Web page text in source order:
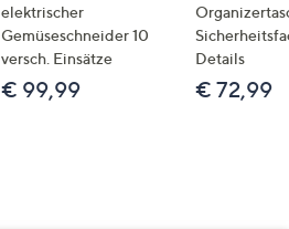
elektrischer
Gemüseschneider 10
versch. Einsätze
€ 99,99
Details
€ 72,99